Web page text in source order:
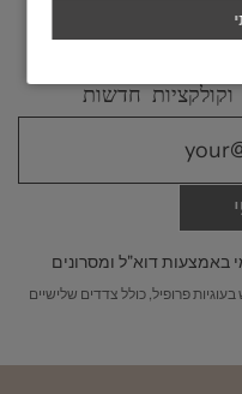
, 50 ש״ח עד 2 ימי
200 ש״ח
ברשותך,
למדוד.
כאשר מרכז הטבעת
למדוד את הקוטר
להמיר למידה
חדשות
באמצעות דוא"ל ומסרונים
פרופיל, כולל צדדים שלישיים